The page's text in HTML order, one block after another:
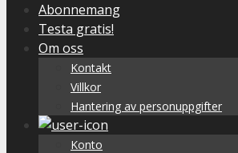
Abonnemang
Testa gratis!
Om oss
Kontakt
Villkor
Hantering av personuppgifter
Konto